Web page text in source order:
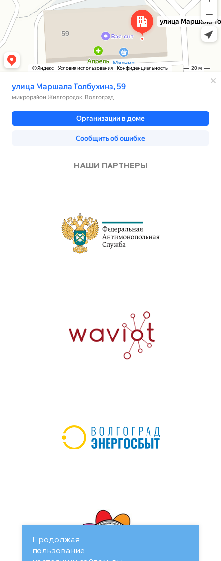
НАШИ ПАРТНЕРЫ
Продолжая
пользование